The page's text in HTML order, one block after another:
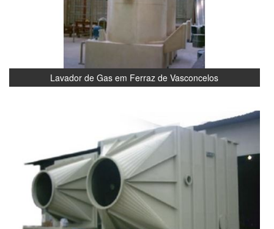
Lavador de Gas em Ferraz de Vasconcelos